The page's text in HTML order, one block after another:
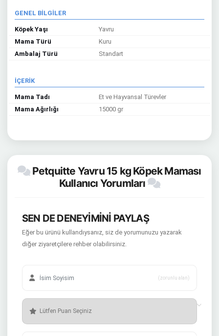
GENEL BİLGİLER
Köpek Yaşı
Yavru
Mama Türü
Kuru
Ambalaj Türü
Standart
İÇERİK
Mama Tadı
Et ve Hayvansal Türevler
Mama Ağırlığı
15000 gr
Petquitte Yavru 15 kg Köpek Maması
Kullanıcı Yorumları
SEN DE DENEYİMİNİ PAYLAŞ
Eğer bu ürünü kullandıysanız, siz de yorumunuzu yazarak
diğer ziyaretçilere rehber olabilirsiniz.
(zorunlu alan)